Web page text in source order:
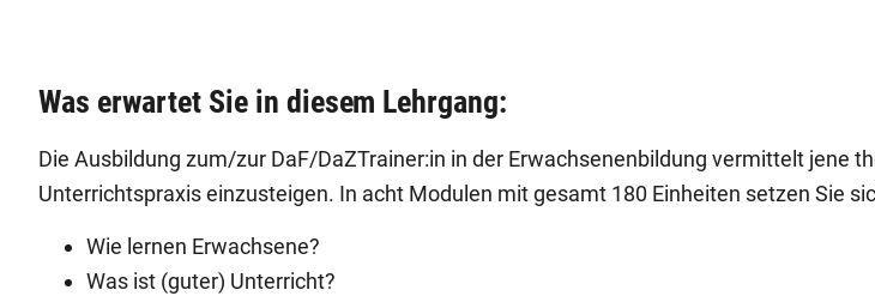
Was erwartet Sie in diesem Lehrgang:
Die Ausbildung zum/zur DaF/DaZTrainer:in in der Erwachsenenbildung vermittelt jene
Unterrichtspraxis einzusteigen. In acht Modulen mit gesamt 180 Einheiten setzen Sie
Wie lernen Erwachsene?
Was ist (guter) Unterricht?